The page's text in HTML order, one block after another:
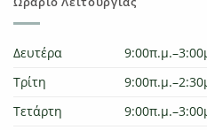
Δευτέρα
Τρίτη
Τετάρτη